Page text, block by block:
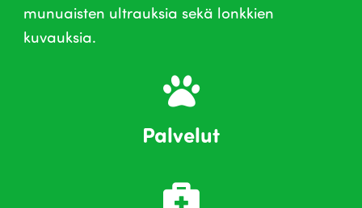
munuaisten ultrauksia sekä lonkkien
kuvauksia.
Palvelut